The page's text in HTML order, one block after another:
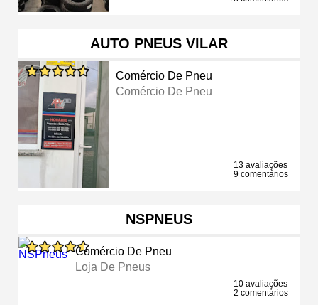
AUTO PNEUS VILAR
Comércio De Pneu
Comércio De Pneu
13 avaliações
9 comentários
NSPNEUS
Comércio De Pneu
Loja De Pneus
10 avaliações
2 comentários